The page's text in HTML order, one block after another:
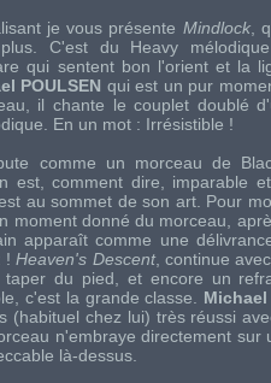
je vous présente Mindlock,
C'est du Heavy
qui sentent bon l'orient et la
POULSEN qui est un pur
il chante le couplet doublé
En un mot : Irrésistible !
comme un morceau de
est, comment dire, imparable
au sommet de son art. Pour
moment donné du morceau,
apparaît comme une
! Heaven's Descent, continue
du pied, et encore un
c'est la grande classe. Michael
(habituel chez lui) très réussi
n'embraye directement
là-dessus.